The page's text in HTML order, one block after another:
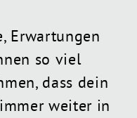
Erwartungen
so viel
dass dein
weiter in